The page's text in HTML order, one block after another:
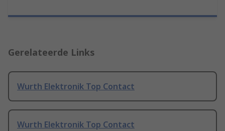
Gerelateerde Links
Wurth Elektronik Top Contact
Wurth Elektronik Top Contact